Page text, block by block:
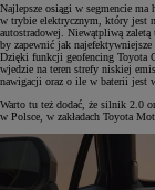
Najlepsze osiągi w segmencie
w trybie elektrycznym, który jest
autostradowej. Niewątpliwą zaletą
by zapewnić jak najefektywniejsze
Dzięki funkcji geofencing Toyota
wjedzie na teren strefy niskiej
nawigacji oraz o ile w baterii jest
Warto tu też dodać, że silnik 2.0
w Polsce, w zakładach Toyota